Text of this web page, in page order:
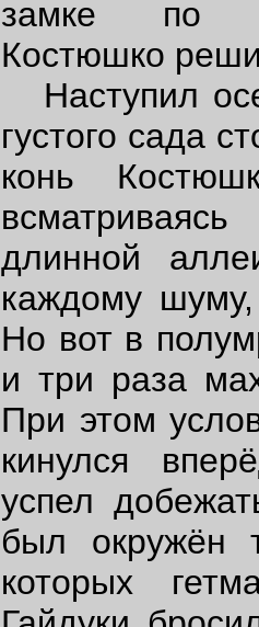
замке по
Костюшко
Наступил
густого сада
конь
длинной
каждому
Но вот в
и три раза
При этом
кинулся
успел
был окружён
которых